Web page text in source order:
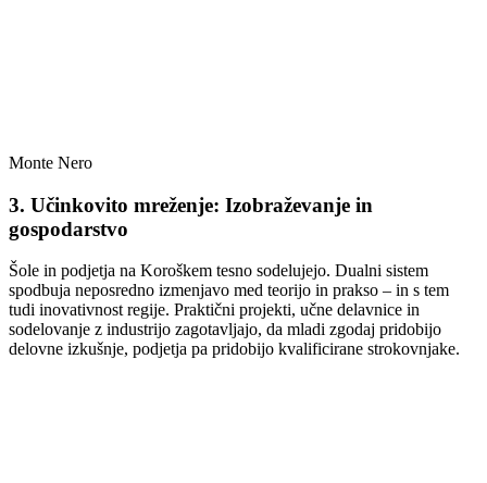
Monte Nero
3. Učinkovito mreženje: Izobraževanje in
gospodarstvo
Šole in podjetja na Koroškem tesno sodelujejo. Dualni sistem
spodbuja neposredno izmenjavo med teorijo in prakso – in s tem
tudi inovativnost regije. Praktični projekti, učne delavnice in
sodelovanje z industrijo zagotavljajo, da mladi zgodaj pridobijo
delovne izkušnje, podjetja pa pridobijo kvalificirane strokovnjake.